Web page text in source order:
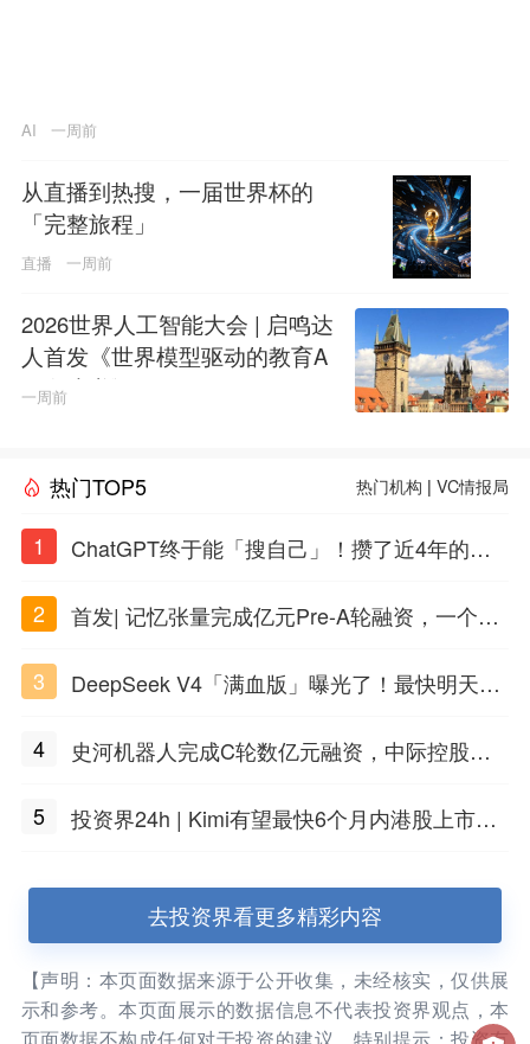
AI 一周前
从直播到热搜，一届世界杯的
「完整旅程」
直播 一周前
2026世界人工智能大会 | 启鸣达
人首发《世界模型驱动的教育A
GI白皮书》
一周前
热门TOP5 热门机构 |VC情报局
1
ChatGPT终于能「搜自己」！攒了近4年的对
2
首发| 记忆张量完成亿元Pre-A轮融资，一个上
3
DeepSeek V4「满血版」曝光了！最快明天发
4
史河机器人完成C轮数亿元融资，中际控股领
5
投资界24h | Kimi有望最快6个月内港股上市；
去投资界看更多精彩内容
【声明：本页面数据来源于公开收集，未经核实，仅供展
示和参考。本页面展示的数据信息不代表投资界观点，本